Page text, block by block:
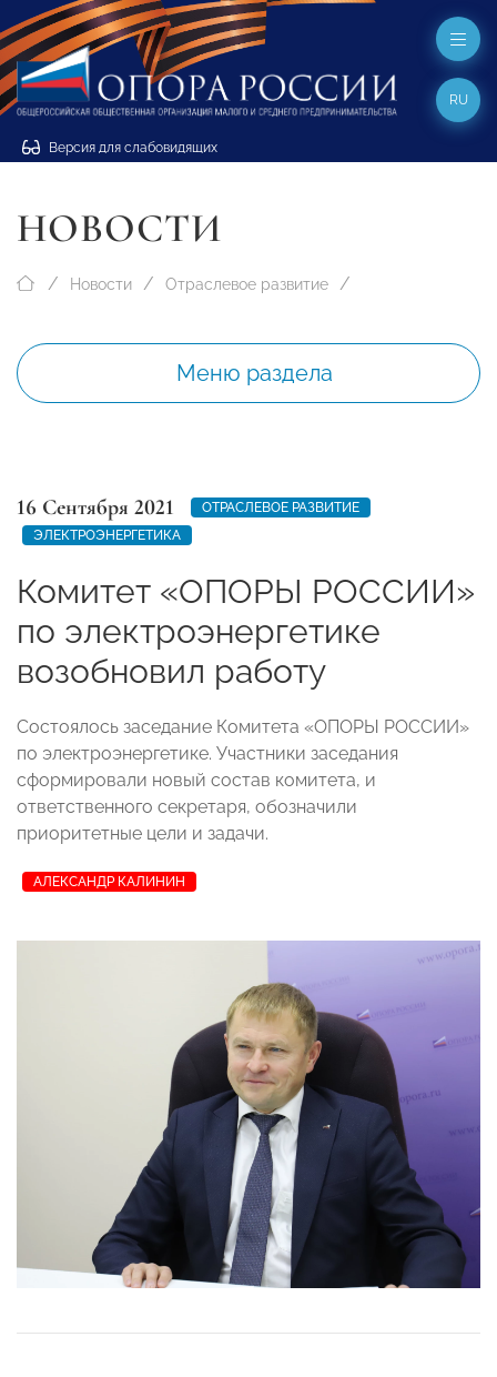
Версия для слабовидящих
RU
НОВОСТИ
Новости Отраслевое развитие
Меню раздела
16 Сентября 2021
ОТРАСЛЕВОЕ РАЗВИТИЕ
ЭЛЕКТРОЭНЕРГЕТИКА
Комитет «ОПОРЫ РОССИИ»
по электроэнергетике
возобновил работу
Состоялось заседание Комитета «ОПОРЫ РОССИИ»
по электроэнергетике. Участники заседания
сформировали новый состав комитета, и
ответственного секретаря, обозначили
приоритетные цели и задачи.
АЛЕКСАНДР КАЛИНИН